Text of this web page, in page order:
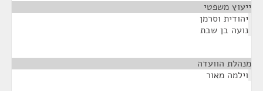
ייעוץ משפטי
יהודית וסרמן
נועה בן שבת
מנהלת הוועדה
וילמה מאור